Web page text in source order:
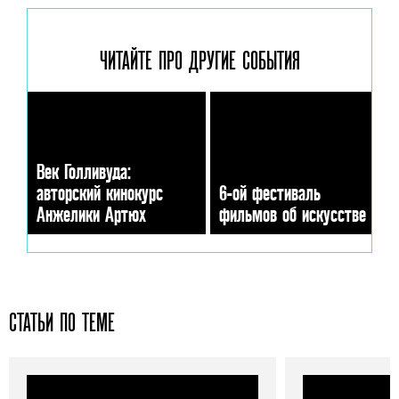
ЧИТАЙТЕ ПРО ДРУГИЕ СОБЫТИЯ
Век Голливуда:
авторский кинокурс
Анжелики Артюх
6-ой фестиваль
фильмов об искусстве
СТАТЬИ ПО ТЕМЕ